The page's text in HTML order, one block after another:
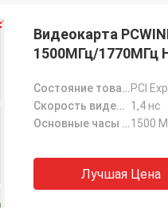
Видеокарта
1500МГц/1770МГц
Состояние товара: PCI
Скорость видеопамяти:
1,4 нс
Основные часы (МГц):1500
Лучшая Цена